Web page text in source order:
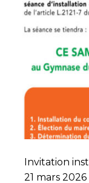
Invitation
21 mars 2026